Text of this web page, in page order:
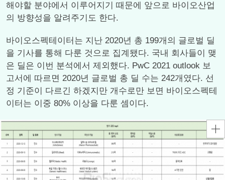
해야할 분야에서 이루어지기 때문에 앞으로 바이오산업
의 방향성을 알려주기도 한다.
바이오스펙테이터는 지난 2020년 총 199개의 글로벌 딜
을 기사를 통해 다룬 것으로 집계됐다. 국내 회사들이 맺
은 딜은 이번 분석에서 제외했다. PwC 2021 outlook 보
고서에 따르면 2020년 글로벌 총 딜 수는 242개였다. 선
정 기준이 다르긴 하겠지만 개수로만 보면 바이오스펙테
이터는 이중 80% 이상을 다룬 셈이다.